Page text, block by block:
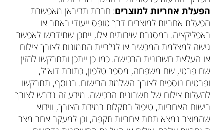
הפעלת אחריות למוצרים: חברת תדיראן מאפשרת
הפעלת אחריות למוצרים דרך טופס ייעודי באתר או
באפליקציה. במסגרת שירותים אלו, ייתכן שתידרשו לאפשר
גישה למצלמת המכשיר או לגלריית התמונות לצורך צילום
או העלאת חשבונית הרכישה. כמו כן ייתכן ותתבקשו להזין
שם פרטי, שם משפחה, מספר טלפון, כתובת דוא"ל,
ופרטים נוספים לצורך השלמת הרישום. בנוסף, תתבקשו
להעלות צילום של חשבונית הרכישה. מידע זה נדרש לצורך
רישום האחריות, טיפול בתקלות במידת הצורך, ווידוא
שהמוצר נמצא תחת אחריות תקפה, וכן למעקב אחר מצב